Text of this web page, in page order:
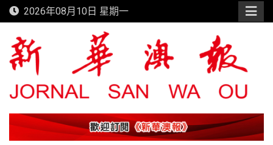
Skip
to
content
2026年08月10日 星期一
新華澳報